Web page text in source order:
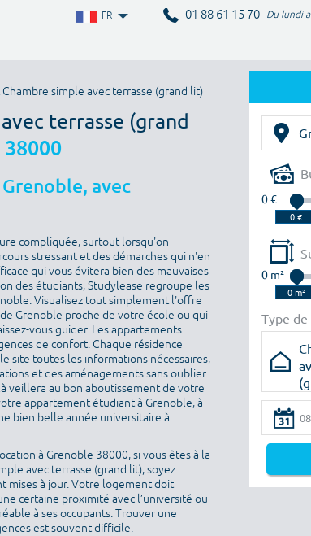
FR 01 88 61 15 70 Du lundi
0 €
0 m²
Type
simple avec terrasse (grand lit)
terrasse (grand
avec
compliquée, surtout lorsqu'on
stressant et des démarches qui n'en
qui vous évitera bien des mauvaises
des étudiants, Studylease regroupe les
Visualisez tout simplement l'offre
Grenoble proche de votre école ou qui
vous guider. Les appartements
de confort. Chaque résidence
site toutes les informations nécessaires,
et des aménagements sans oublier
veillera au bon aboutissement de votre
appartement étudiant à Grenoble, à
bien belle année universitaire à
à Grenoble 38000, si vous êtes à la
avec terrasse (grand lit), soyez
mises à jour. Votre logement doit
certaine proximité avec l’université ou
à ses occupants. Trouver une
est souvent difficile.